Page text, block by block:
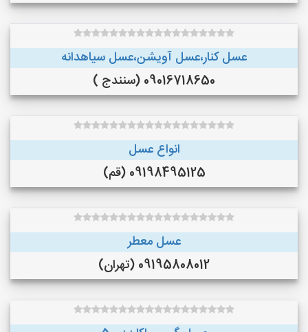
عسل کنار،عسل آویشن،عسل سیاهدانه
09016718650 (سنندج )
انواع عسل
09198495125 (قم)
عسل معطر
09195808012 (تهران)